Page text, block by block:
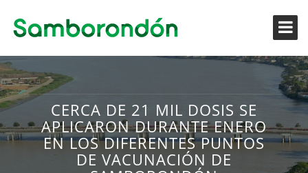
CERCA DE 21 MIL DOSIS SE
APLICARON DURANTE ENERO
EN LOS DIFERENTES PUNTOS
DE VACUNACIÓN DE